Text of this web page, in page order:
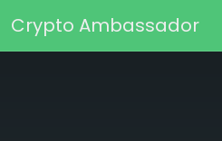
Основная
Crypto Ambassador